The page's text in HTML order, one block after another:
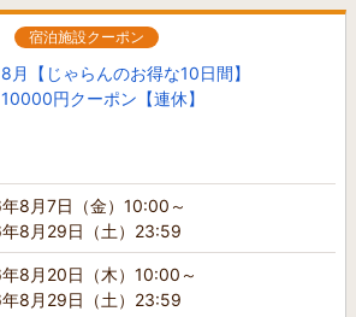
宿泊施設クーポン
8月【じゃらんのお得な10日間】
10000円クーポン【連休】
8月7日（金）10:00～
8月29日（土）23:59
8月20日（木）10:00～
8月29日（土）23:59